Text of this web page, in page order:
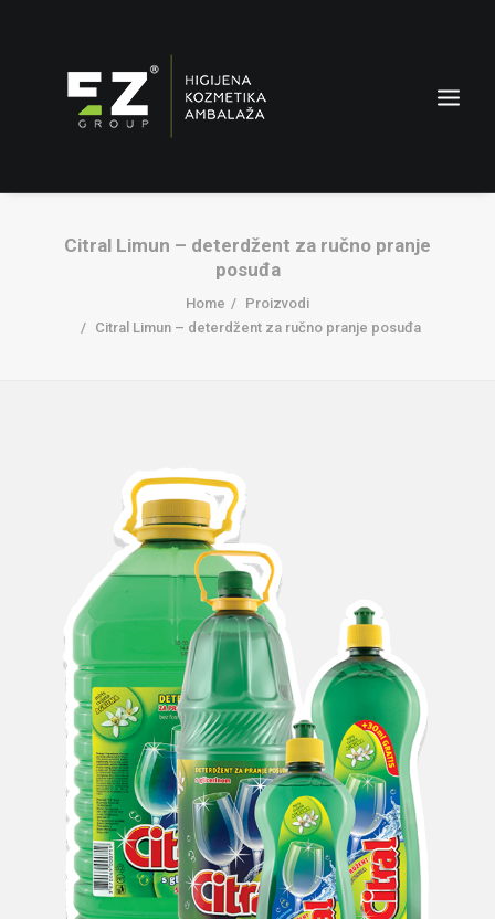
Search
Citral Limun – deterdžent za ručno pranje
posuđa
Home
Proizvodi
Citral Limun – deterdžent za ručno pranje posuđa